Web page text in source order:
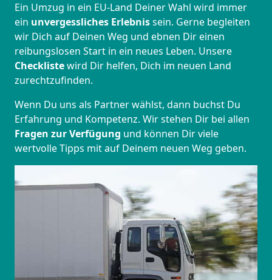
Ein Umzug in ein EU-Land Deiner Wahl wird immer
ein unvergessliches Erlebnissein. Gerne begleiten
wir Dich auf Deinen Weg und ebnen Dir einen
reibungslosen Start in ein neues Leben. Unsere
Checklistewird Dir helfen, Dich im neuen Land
zurechtzufinden.
Wenn Du uns als Partner wählst, dann buchst Du
Erfahrung und Kompetenz. Wir stehen Dir bei allen
Fragen zur Verfügung und können Dir viele
wertvolle Tipps mit auf Deinem neuen Weg geben.